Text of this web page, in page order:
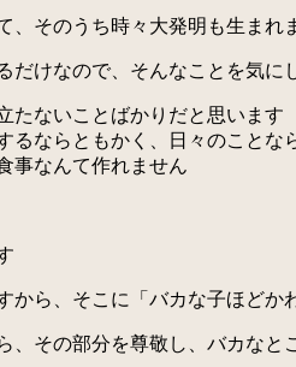
そのうち時々大発明も生まれ
けなので、そんなことを気に
たないことばかりだと思います
ならともかく、日々のことな
事なんて作れません
ら、そこに「バカな子ほど
その部分を尊敬し、バカなと